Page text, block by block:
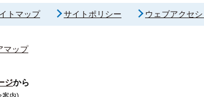
トマップ サイトポリシー ウェブアクセ
マップ
ジから